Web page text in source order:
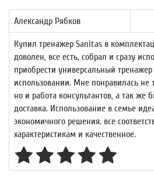
Александр Рябков
Купил тренажер Sanitas в
доволен, все есть, собрал и сразу
приобрести универсальный
использовании. Мне понравилась не
но и работа консультантов, а так же
доставка. Использование в семье
экономичного решения. все
характеристикам и качественное.